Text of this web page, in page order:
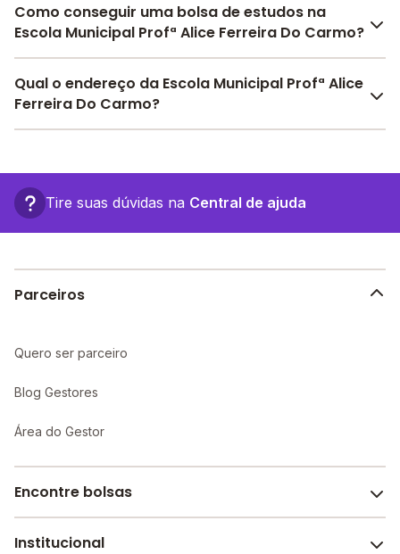
A Escola Municipal Profª Alice Ferreira Do Carmo
oferece toda a estrutura necessária para o conforto e
Área Verde, Parquinho, Refeitório, Pátio Descoberto,
Banda larga, Internet, entre outras estruturas.
Como conseguir uma bolsa de estudos na
Escola Municipal Profª Alice Ferreira Do Carmo?
Pesquise bolsas disponíveis no Melhor Escola e
encontre o melhor desconto para você.
Qual o endereço da Escola Municipal Profª Alice
Ferreira Do Carmo?
em: rua prefeito manoel lemos de mendonca, SN -
Morrinhos - GO.
Tire suas dúvidas na Central de ajuda
Parceiros
Quero ser parceiro
Blog Gestores
Área do Gestor
Encontre bolsas
Melhores escolas de São Paulo
Institucional